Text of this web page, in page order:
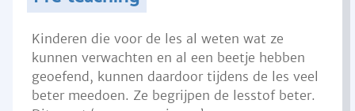
Kinderen die voor de les al weten wat ze
kunnen verwachten en al een beetje hebben
geoefend, kunnen daardoor tijdens de les veel
beter meedoen. Ze begrijpen de lesstof beter.